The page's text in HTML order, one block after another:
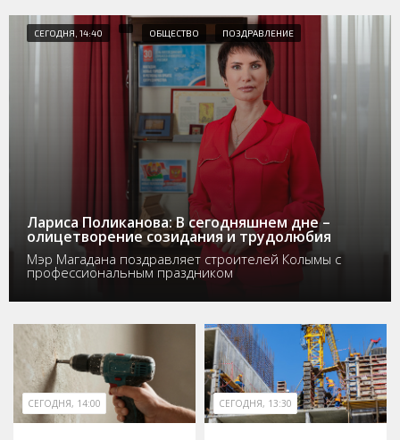
СЕГОДНЯ, 14:40 ОБЩЕСТВО ПОЗДРАВЛЕНИЕ
Лариса Поликанова: В сегодняшнем дне –
олицетворение созидания и трудолюбия
Мэр Магадана поздравляет строителей Колымы с
профессиональным праздником
СЕГОДНЯ, 14:00 СЕГОДНЯ, 13:30